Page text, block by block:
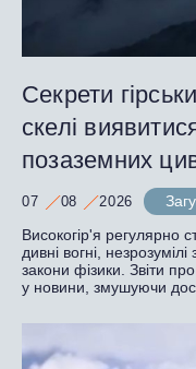
Секрети
скелі
позаземних
07 08 2026
Високогір'я регулярно
дивні вогні,
закони фізики. Звіти
у новини, змушуючи